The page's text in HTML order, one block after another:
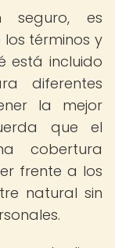
seguro, es
términos y
está incluido
diferentes
la mejor
que el
cobertura
frente a los
natural sin